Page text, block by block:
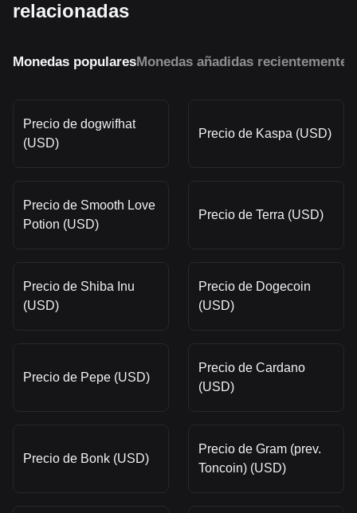
relacionadas
Monedas popularesMonedas añadidas recientemente
Precio de dogwifhat
(USD)
Precio de Kaspa (USD)
Precio de Smooth Love
Potion (USD)
Precio de Terra (USD)
Precio de Shiba Inu
(USD)
Precio de Dogecoin
(USD)
Precio de Pepe (USD)
Precio de Cardano
(USD)
Precio de Bonk (USD)
Precio de Gram (prev.
Toncoin) (USD)